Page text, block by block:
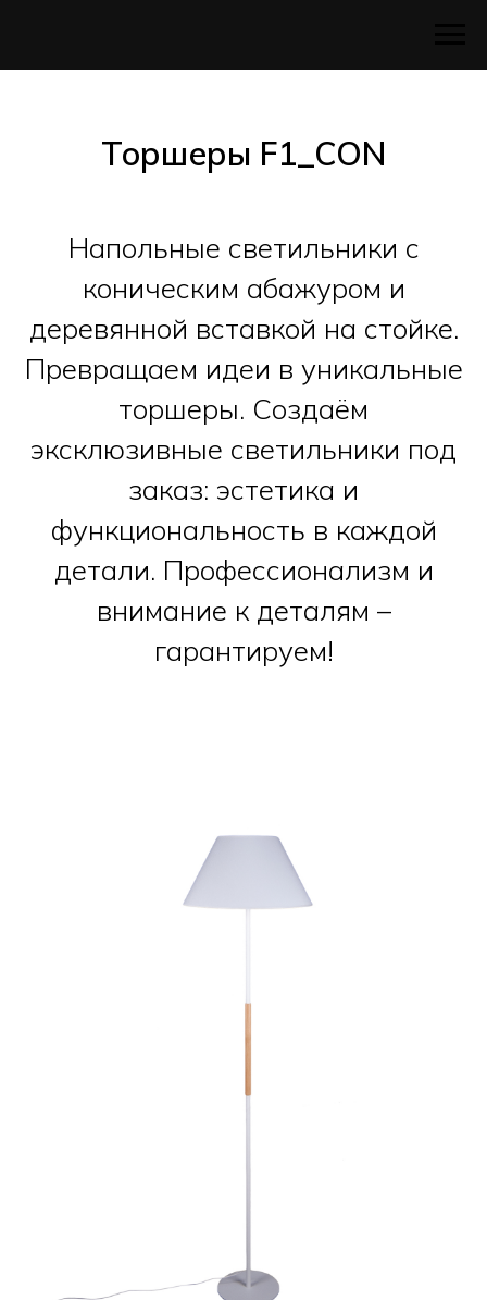
Торшеры F1_CON
Напольные светильники с
коническим абажуром и
деревянной вставкой на стойке.
Превращаем идеи в уникальные
торшеры. Создаём
эксклюзивные светильники под
заказ: эстетика и
функциональность в каждой
детали. Профессионализм и
внимание к деталям –
гарантируем!